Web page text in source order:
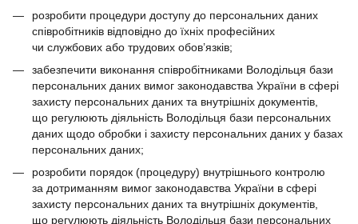
розробити процедури доступу до персональних даних
співробітників відповідно до їхніх професійних
чи службових або трудових обов’язків;
забезпечити виконання співробітниками Володільця бази
персональних даних вимог законодавства України в сфері
захисту персональних даних та внутрішніх документів,
що регулюють діяльність Володільця бази персональних
даних щодо обробки і захисту персональних даних у базах
персональних даних;
розробити порядок (процедуру) внутрішнього контролю
за дотриманням вимог законодавства України в сфері
захисту персональних даних та внутрішніх документів,
що регулюють діяльність Володільця бази персональних